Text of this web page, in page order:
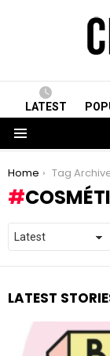
LATEST
You are here:
Home Tag Archives:
LATEST